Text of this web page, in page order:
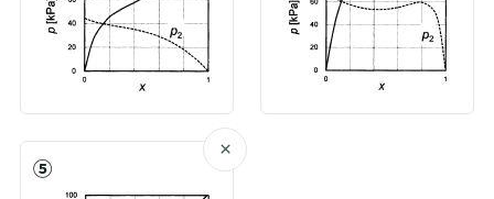
⑤
×